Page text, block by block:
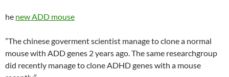
he new ADD mouse
”The chinesegovermentscientist manage to clone a normal
mouse with ADD genes 2 years ago. The same researchgroup
did recently manage to clone ADHD genes with a mouse